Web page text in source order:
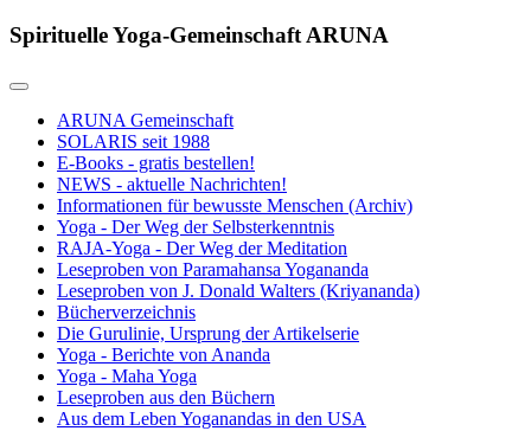
Spirituelle Yoga-Gemeinschaft ARUNA
ARUNA Gemeinschaft
SOLARIS seit 1988
E-Books - gratis bestellen!
NEWS - aktuelle Nachrichten!
Informationen für bewusste Menschen (Archiv)
Yoga - Der Weg der Selbsterkenntnis
RAJA-Yoga - Der Weg der Meditation
Leseproben von Paramahansa Yogananda
Leseproben von J. Donald Walters (Kriyananda)
Bücherverzeichnis
Die Gurulinie, Ursprung der Artikelserie
Yoga - Berichte von Ananda
Yoga - Maha Yoga
Leseproben aus den Büchern
Aus dem Leben Yoganandas in den USA